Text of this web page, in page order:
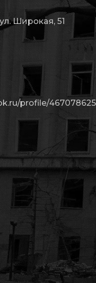
Широкая, 51
profile/